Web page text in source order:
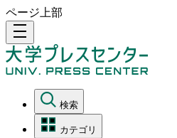
ページ上部
density_medium
検索
カテゴリ